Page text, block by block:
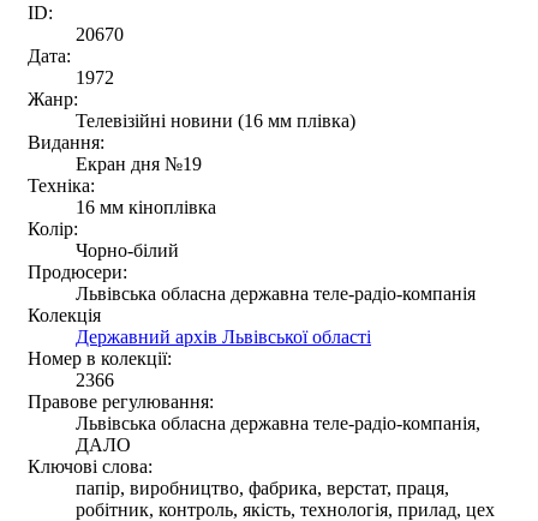
ID:
20670
Дата:
1972
Жанр:
Телевізійні новини (16 мм плівка)
Видання:
Екран дня №19
Техніка:
16 мм кіноплівка
Колір:
Чорно-білий
Продюсери:
Львівська обласна державна теле-радіо-компанія
Колекція
Державний архів Львівської області
Номер в колекції:
2366
Правове регулювання:
Львівська обласна державна теле-радіо-компанія,
ДАЛО
Ключові слова:
папір, виробництво, фабрика, верстат, праця,
робітник, контроль, якість, технологія, прилад, цех